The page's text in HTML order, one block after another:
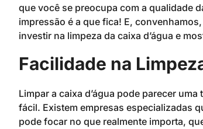
que você se preocupa com a qualidade
impressão é a que fica! E,
investir na limpeza da caixa d’água e
Facilidade na
Limpar a caixa d’água pode parecer
fácil. Existem empresas especializadas
pode focar no que realmente importa,